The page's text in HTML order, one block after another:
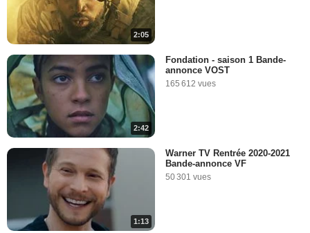
2:05
2:42
Fondation - saison 1 Bande-
annonce VOST
165 612 vues
1:13
Warner TV Rentrée 2020-2021
Bande-annonce VF
50 301 vues